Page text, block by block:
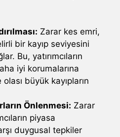
Zarar kes emri,
bir kayıp seviyesini
Bu, yatırımcıların
iyi korumalarına
olası büyük kayıpların
Önlenmesi: Zarar
piyasa
duygusal tepkiler